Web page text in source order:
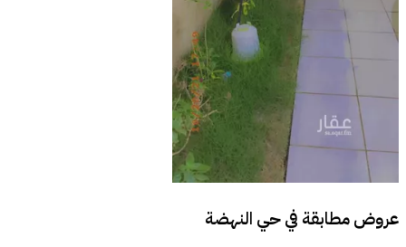
عروض مطابقة فيحي النهضة